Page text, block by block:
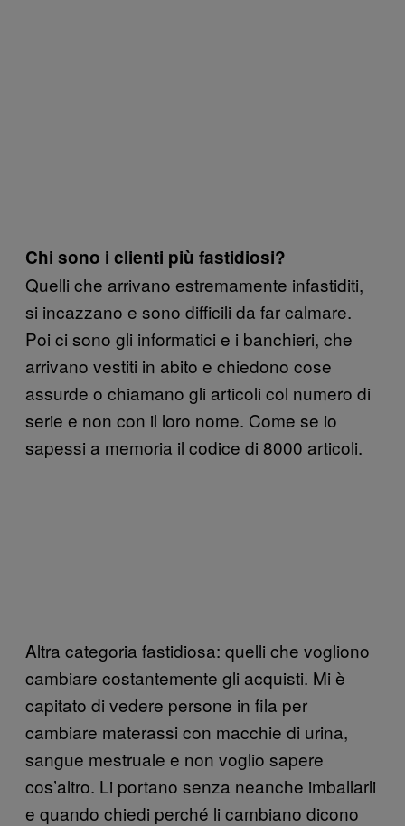
Chi sono i clienti più fastidiosi?
Quelli che arrivano estremamente infastiditi,
si incazzano e sono difficili da far calmare.
Poi ci sono gli informatici e i banchieri, che
arrivano vestiti in abito e chiedono cose
assurde o chiamano gli articoli col numero di
serie e non con il loro nome. Come se io
sapessi a memoria il codice di 8000 articoli.
Altra categoria fastidiosa: quelli che vogliono
cambiare costantemente gli acquisti. Mi è
capitato di vedere persone in fila per
cambiare materassi con macchie di urina,
sangue mestruale e non voglio sapere
cos’altro. Li portano senza neanche imballarli
e quando chiedi perché li cambiano dicono